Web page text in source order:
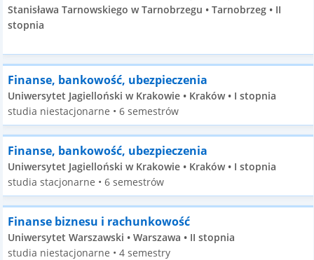
Stanisława Tarnowskiego w Tarnobrzegu • Tarnobrzeg • II
stopnia
Finanse, bankowość, ubezpieczenia
Uniwersytet Jagielloński w Krakowie • Kraków • I stopnia
studia niestacjonarne • 6 semestrów
Finanse, bankowość, ubezpieczenia
Uniwersytet Jagielloński w Krakowie • Kraków • I stopnia
studia stacjonarne • 6 semestrów
Finanse biznesu i rachunkowość
Uniwersytet Warszawski • Warszawa • II stopnia
studia niestacjonarne • 4 semestry